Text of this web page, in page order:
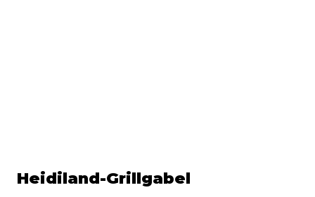
Heidiland-Grillgabel